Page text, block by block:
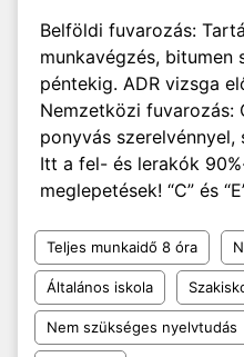
Belföldi fuvarozás:
munkavégzés,
péntekig. ADR vizsga
Nemzetközi fuvarozás:
ponyvás
Itt a fel- és lerakók
meglepetések! “C” és
Teljes munkaidő 8 óra
Általános iskola
Nem szükséges nyelvtudás